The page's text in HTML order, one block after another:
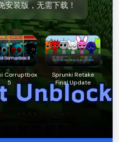
安装版，无需下载！
Corruptbox
5
Sprunki Retake
Final Update